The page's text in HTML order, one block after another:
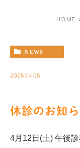
HOME
NEWS
2025.04.05
休診のお知
4月12日(土) 午後診